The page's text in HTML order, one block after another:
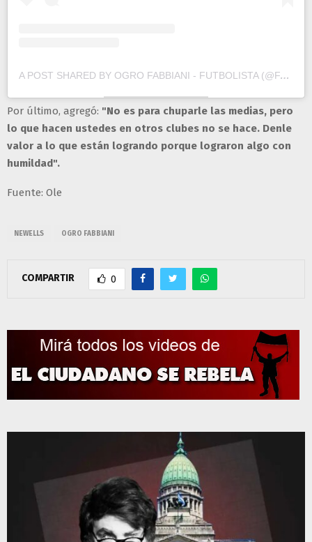
A POST SHARED BY OGRO FABBIANI - FUTBOLISTA (@FABBIANIOK)
Por último, agregó: "No es para chuparle las medias, pero
lo que hacen ustedes en otros clubes no se hace. Denle
valor a lo que están logrando porque lograron algo con
humildad".
Fuente: Ole
NEWELLS OGRO FABBIANI
COMPARTIR 0